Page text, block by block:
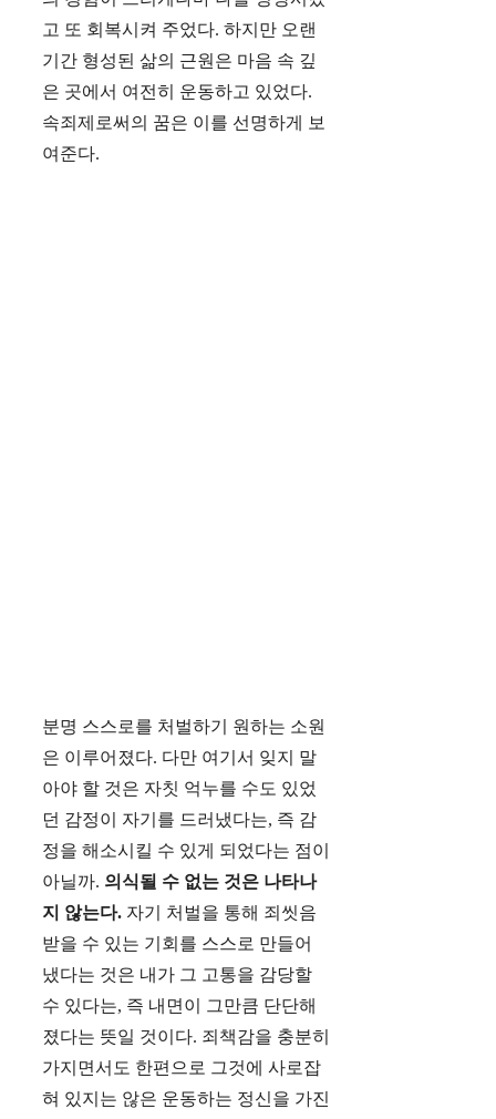
고 또 회복시켜 주었다. 하지만 오랜
기간 형성된 삶의 근원은 마음 속 깊
은 곳에서 여전히 운동하고 있었다.
속죄제로써의 꿈은 이를 선명하게 보
여준다.
분명 스스로를 처벌하기 원하는 소원
은 이루어졌다. 다만 여기서 잊지 말
아야 할 것은 자칫 억누를 수도 있었
던 감정이 자기를 드러냈다는, 즉 감
정을 해소시킬 수 있게 되었다는 점이
아닐까. 의식될 수 없는 것은 나타나
지 않는다. 자기 처벌을 통해 죄씻음
받을 수 있는 기회를 스스로 만들어
냈다는 것은 내가 그 고통을 감당할
수 있다는, 즉 내면이 그만큼 단단해
졌다는 뜻일 것이다. 죄책감을 충분히
가지면서도 한편으로 그것에 사로잡
혀 있지는 않은 운동하는 정신을 가진